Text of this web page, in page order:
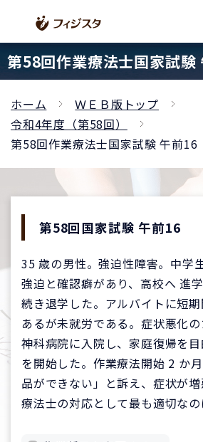
第58回作業療法士国家試験
ホーム
ＷＥＢ版トップ
令和4年度（第58回）
第58回作業療法士国家試験 午前16
第58回国家試験 午前16
35 歳の男性。強迫性障害。中学
強迫と確認癖があり、高校へ 進
続き退学した。アルバイトに短
あるが未就労である。症状悪化
神科病院に入院し、家庭復帰を
を開始した。作業療法開始 2 か
品ができない」と訴え、症状が
療法士の対応として最も適切なの